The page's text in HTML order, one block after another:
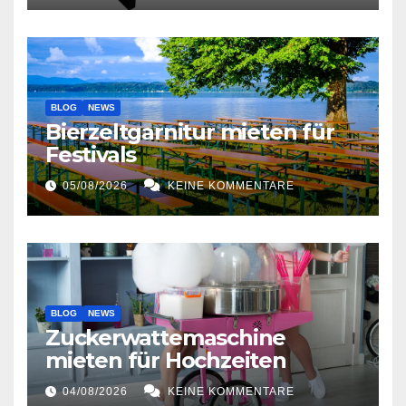
BLOG NEWS
Bierzeltgarnitur mieten für
Festivals
05/08/2026 KEINE KOMMENTARE
BLOG NEWS
Zuckerwattemaschine
mieten für Hochzeiten
04/08/2026 KEINE KOMMENTARE